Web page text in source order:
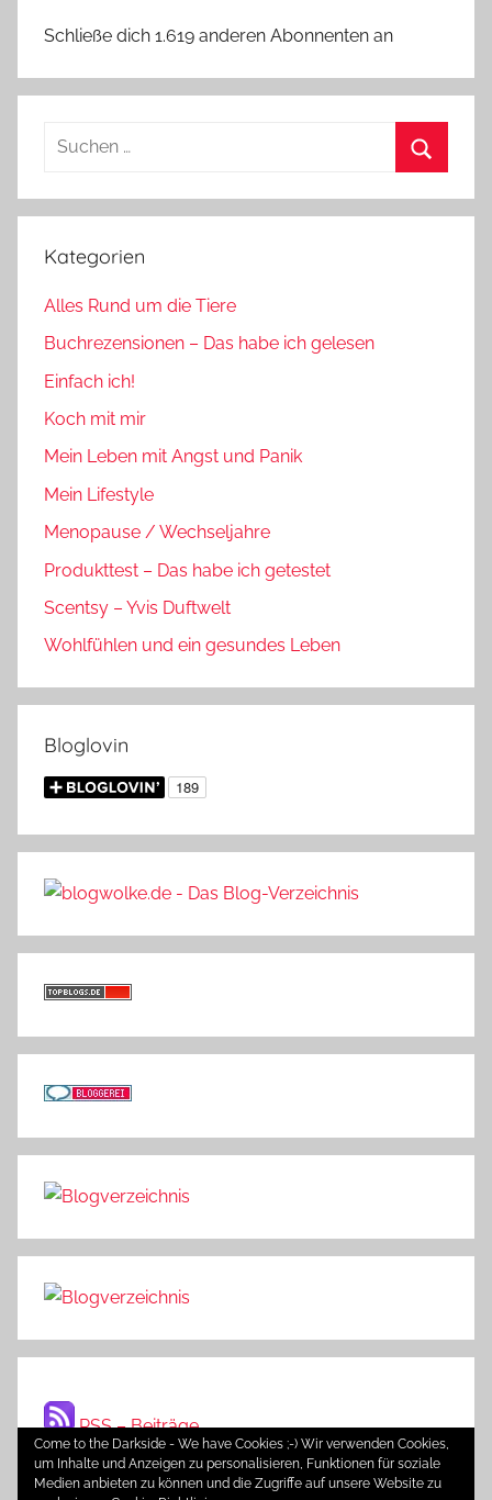
Schließe dich 1.619 anderen Abonnenten an
Suchen
Kategorien
Alles Rund um die Tiere
Buchrezensionen – Das habe ich gelesen
Einfach ich!
Koch mit mir
Mein Leben mit Angst und Panik
Mein Lifestyle
Menopause / Wechseljahre
Produkttest – Das habe ich getestet
Scentsy – Yvis Duftwelt
Wohlfühlen und ein gesundes Leben
Bloglovin
RSS – Beiträge
Come to the Darkside - We have Cookies ;-) Wir verwenden Cookies,
um Inhalte und Anzeigen zu personalisieren, Funktionen für soziale
Medien anbieten zu können und die Zugriffe auf unsere Website zu